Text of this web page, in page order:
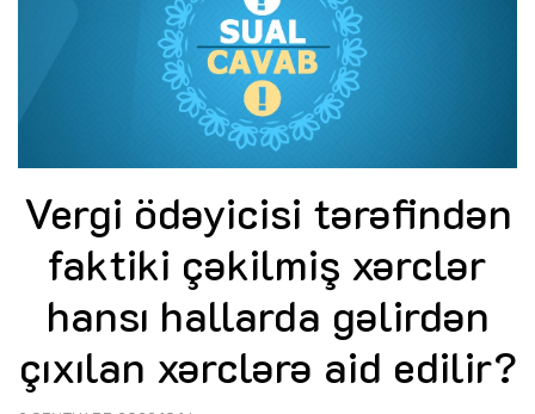
Vergi ödəyicisi tərəfindən
faktiki çəkilmiş xərclər
hansı hallarda gəlirdən
çıxılan xərclərə aid edilir?